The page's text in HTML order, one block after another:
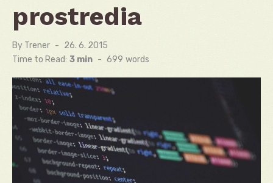
prostredia
By Trener
Posted
on
26. 6. 2015
Time to Read: 3 min - 699 words